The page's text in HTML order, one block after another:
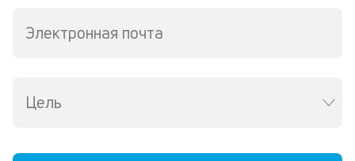
Электронная почта
Цель